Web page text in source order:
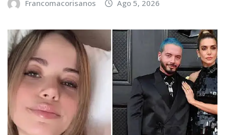
Francomacorisanos Ago 5, 2026